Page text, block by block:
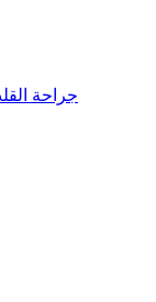
جراحة